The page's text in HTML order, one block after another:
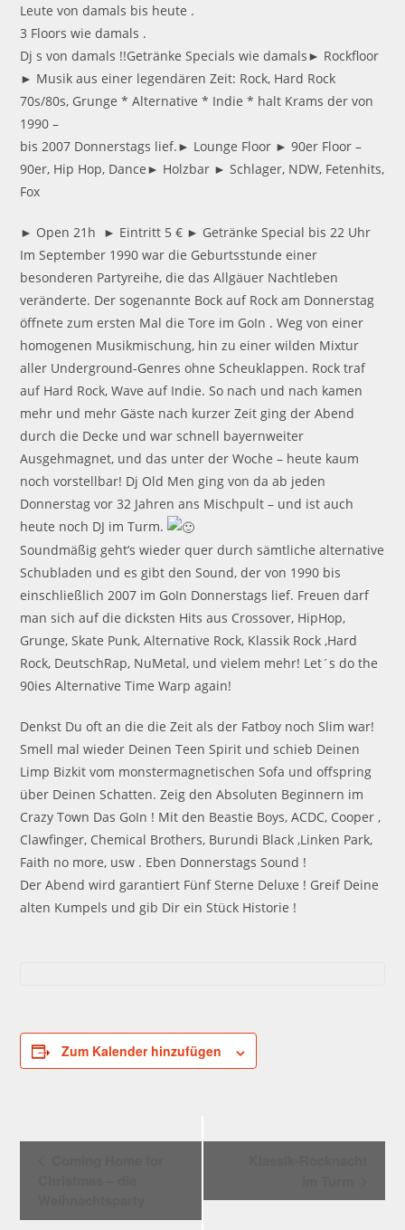
Leute von damals bis heute .
3 Floors wie damals .
Dj s von damals !!Getränke Specials wie damals► Rockfloor
► Musik aus einer legendären Zeit: Rock, Hard Rock
70s/80s, Grunge * Alternative * Indie * halt Krams der von
1990 –
bis 2007 Donnerstags lief.► Lounge Floor ► 90er Floor –
90er, Hip Hop, Dance► Holzbar ► Schlager, NDW, Fetenhits,
Fox
► Open 21h ► Eintritt 5 € ► Getränke Special bis 22 Uhr
Im September 1990 war die Geburtsstunde einer
besonderen Partyreihe, die das Allgäuer Nachtleben
veränderte. Der sogenannte Bock auf Rock am Donnerstag
öffnete zum ersten Mal die Tore im GoIn . Weg von einer
homogenen Musikmischung, hin zu einer wilden Mixtur
aller Underground-Genres ohne Scheuklappen. Rock traf
auf Hard Rock, Wave auf Indie. So nach und nach kamen
mehr und mehr Gäste nach kurzer Zeit ging der Abend
durch die Decke und war schnell bayernweiter
Ausgehmagnet, und das unter der Woche – heute kaum
noch vorstellbar! Dj Old Men ging von da ab jeden
Donnerstag vor 32 Jahren ans Mischpult – und ist auch
heute noch DJ im Turm.
Soundmäßig geht’s wieder quer durch sämtliche alternative
Schubladen und es gibt den Sound, der von 1990 bis
einschließlich 2007 im GoIn Donnerstags lief. Freuen darf
man sich auf die dicksten Hits aus Crossover, HipHop,
Grunge, Skate Punk, Alternative Rock, Klassik Rock ,Hard
Rock, DeutschRap, NuMetal, und vielem mehr! Let´s do the
90ies Alternative Time Warp again!
Denkst Du oft an die die Zeit als der Fatboy noch Slim war!
Smell mal wieder Deinen Teen Spirit und schieb Deinen
Limp Bizkit vom monstermagnetischen Sofa und offspring
über Deinen Schatten. Zeig den Absoluten Beginnern im
Crazy Town Das GoIn ! Mit den Beastie Boys, ACDC, Cooper ,
Clawfinger, Chemical Brothers, Burundi Black ,Linken Park,
Faith no more, usw . Eben Donnerstags Sound !
Der Abend wird garantiert Fünf Sterne Deluxe ! Greif Deine
alten Kumpels und gib Dir ein Stück Historie !
Zum Kalender hinzufügen
a